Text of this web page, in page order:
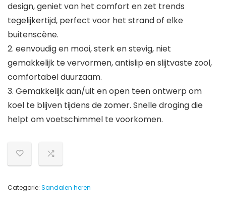
design, geniet van het comfort en zet trends
tegelijkertijd, perfect voor het strand of elke
buitenscène.
2. eenvoudig en mooi, sterk en stevig, niet
gemakkelijk te vervormen, antislip en slijtvaste zool,
comfortabel duurzaam.
3. Gemakkelijk aan/uit en open teen ontwerp om
koel te blijven tijdens de zomer. Snelle droging die
helpt om voetschimmel te voorkomen.
Categorie: Sandalen heren